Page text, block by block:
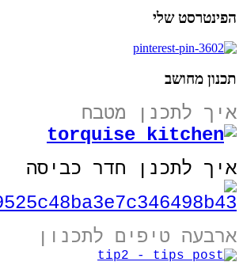
הפינטרסט שלי
תכנון מחושב
איך לתכנן מטבח
איך לתכנן חדר כביסה
ארבעה טיפים לתכנון